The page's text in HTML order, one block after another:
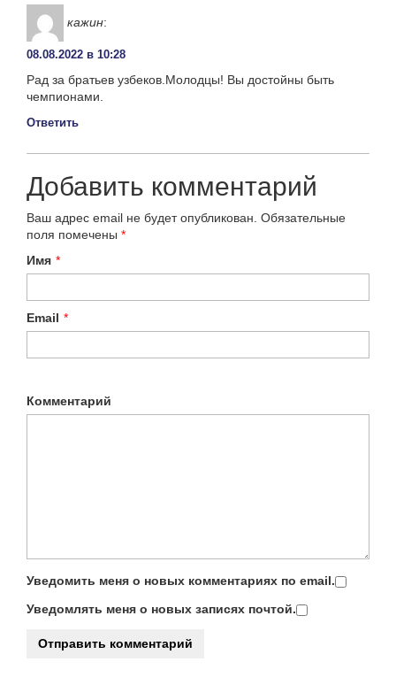
кажин:
08.08.2022 в 10:28
Рад за братьев узбеков.Молодцы! Вы достойны быть
чемпионами.
Ответить
Добавить комментарий
Ваш адрес email не будет опубликован. Обязательные
поля помечены *
Имя *
Email *
Комментарий
Уведомить меня о новых комментариях по email.
Уведомлять меня о новых записях почтой.